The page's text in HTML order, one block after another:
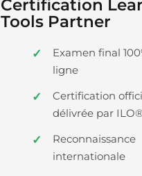
Certification
Tools Partner
Examen final
ligne
Certification
délivrée par
Reconnaissance
internationale